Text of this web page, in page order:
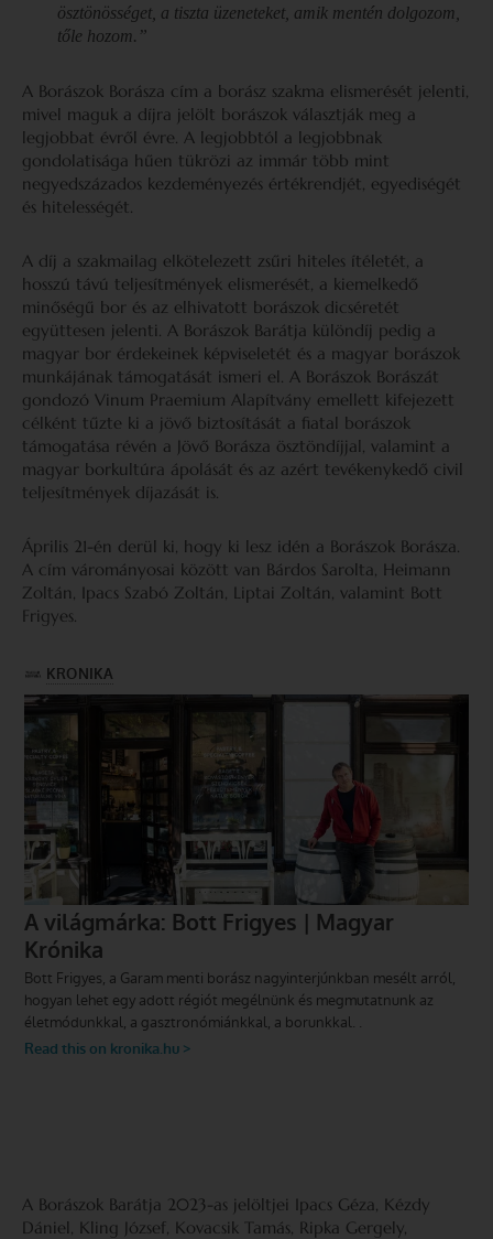
ösztönösséget, a tiszta üzeneteket, amik mentén dolgozom,
tőle hozom.”
A Borászok Borásza cím a borász szakma elismerését jelenti,
mivel maguk a díjra jelölt borászok választják meg a
legjobbat évről évre. A legjobbtól a legjobbnak
gondolatisága hűen tükrözi az immár több mint
negyedszázados kezdeményezés értékrendjét, egyediségét
és hitelességét.
A díj a szakmailag elkötelezett zsűri hiteles ítéletét, a
hosszú távú teljesítmények elismerését, a kiemelkedő
minőségű bor és az elhivatott borászok dicséretét
együttesen jelenti. A Borászok Barátja különdíj pedig a
magyar bor érdekeinek képviseletét és a magyar borászok
munkájának támogatását ismeri el. A Borászok Borászát
gondozó Vinum Praemium Alapítvány emellett kifejezett
célként tűzte ki a jövő biztosítását a fiatal borászok
támogatása révén a Jövő Borásza ösztöndíjjal, valamint a
magyar borkultúra ápolását és az azért tevékenykedő civil
teljesítmények díjazását is.
Április 21-én derül ki, hogy ki lesz idén a Borászok Borásza.
A cím várományosai között van Bárdos Sarolta, Heimann
Zoltán, Ipacs Szabó Zoltán, Liptai Zoltán, valamint Bott
Frigyes.
A Borászok Barátja 2023-as jelöltjei Ipacs Géza, Kézdy
Dániel, Kling József, Kovacsik Tamás, Ripka Gergely,